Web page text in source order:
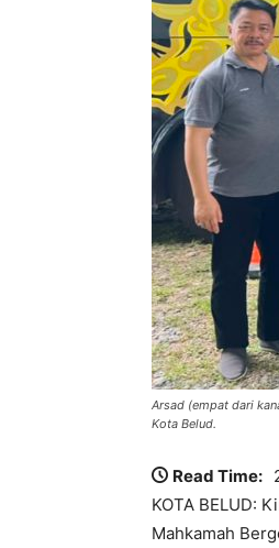
Arsad (empat dari
Kota Belud.
Read Time:
KOTA BELUD:
Mahkamah